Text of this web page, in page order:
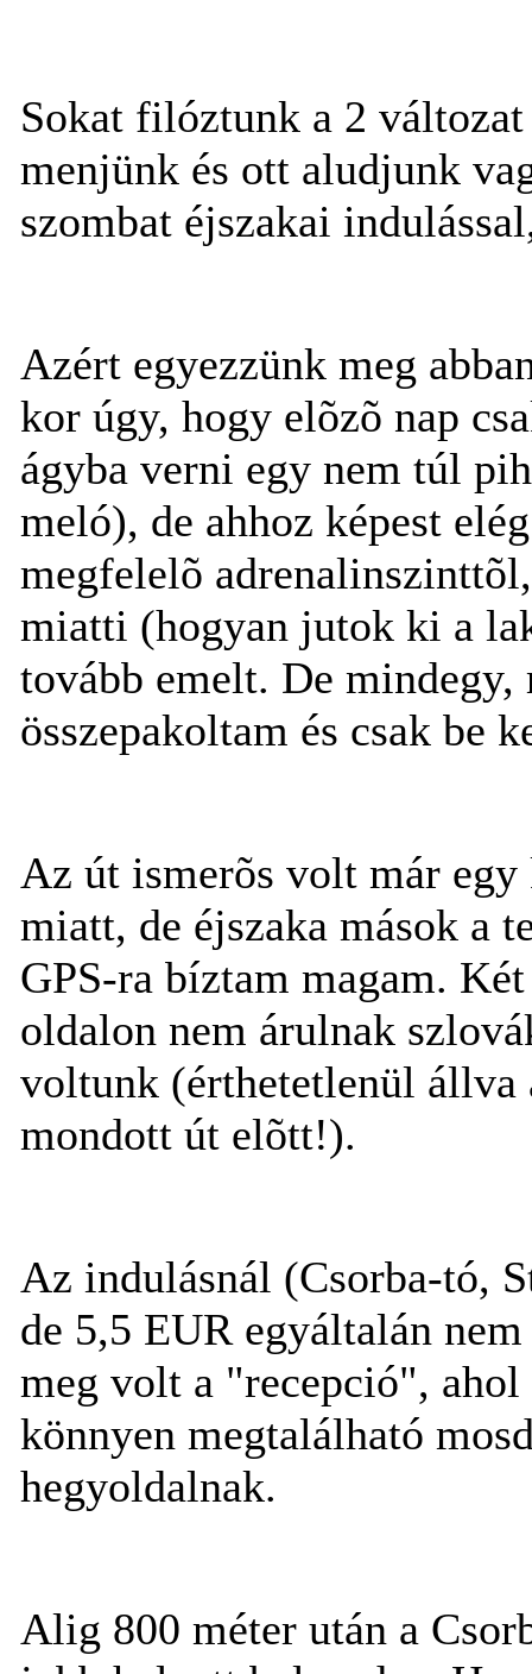
Sokat filóztunk a 2
menjünk és ott aludjunk
szombat éjszakai
Azért egyezzünk meg
kor úgy, hogy elõzõ nap
ágyba verni egy nem túl
meló), de ahhoz képest
megfelelõ
miatti (hogyan jutok ki a
tovább emelt. De mindegy,
összepakoltam és csak be
Az út ismerõs volt már
miatt, de éjszaka mások a
GPS-ra bíztam magam.
oldalon nem árulnak
voltunk (érthetetlenül állva
mondott út elõtt!).
Az indulásnál (Csorba-tó,
de 5,5 EUR egyáltalán
meg volt a "recepció", ahol
könnyen megtalálható
hegyoldalnak.
Alig 800 méter után a